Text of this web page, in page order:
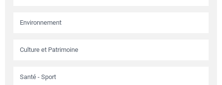
Environnement
Culture et Patrimoine
Santé - Sport